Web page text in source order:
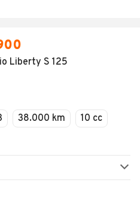
Liberty S 125
38.000 km
10 cc